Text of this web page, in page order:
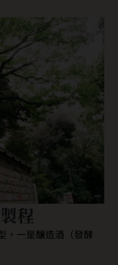
程
，一是釀造酒（發酵